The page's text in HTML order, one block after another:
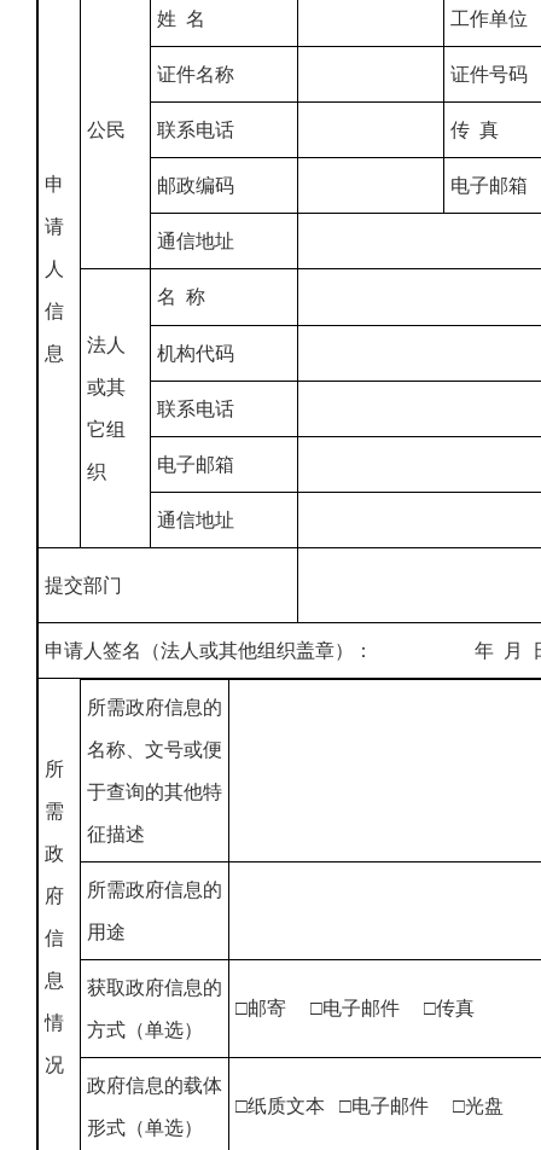
申
请
人
信
息
公民
姓 名 工作单位
证件名称 证件号码
联系电话 传 真
邮政编码 电子邮箱
通信地址
法人
或其
它组
织
名 称
机构代码
联系电话
电子邮箱
通信地址
提交部门
申请人签名（法人或其他组织盖章）： 年 月
所
需
政
府
信
息
情
况
所需政府信息的
名称、文号或便
于查询的其他特
征描述
所需政府信息的
用途
获取政府信息的
方式（单选）
□邮寄 □电子邮件 □传真
政府信息的载体
形式（单选）
□纸质文本 □电子邮件 □光盘